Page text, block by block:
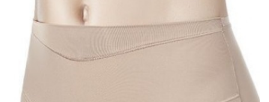
Ropa y complementos
Lencería